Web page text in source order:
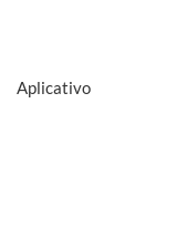
Aplicativo